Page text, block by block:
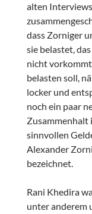
alten
dass Zorniger
sie belastet,
nicht
belasten soll,
locker und
noch ein paar
Zusammenhalt
sinnvollen
Alexander
bezeichnet.
Rani Khedira
unter anderem